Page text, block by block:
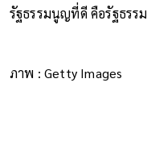
รัฐธรรมนูญที่ดี คือรัฐธรร
ภาพ : Getty Images